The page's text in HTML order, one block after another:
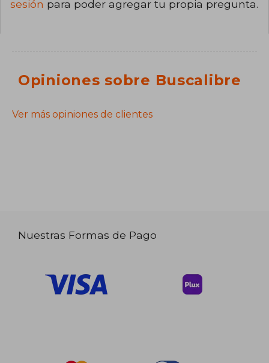
sesión para poder agregar tu propia pregunta.
Opiniones sobre Buscalibre
Ver más opiniones de clientes
Nuestras Formas de Pago